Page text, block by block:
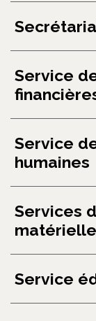
Service
Service
humaines
Services
Service